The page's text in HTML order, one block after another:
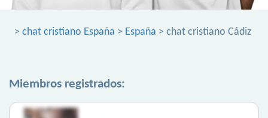
> chat cristiano España > España > chat cristiano Cádiz
Miembros registrados: